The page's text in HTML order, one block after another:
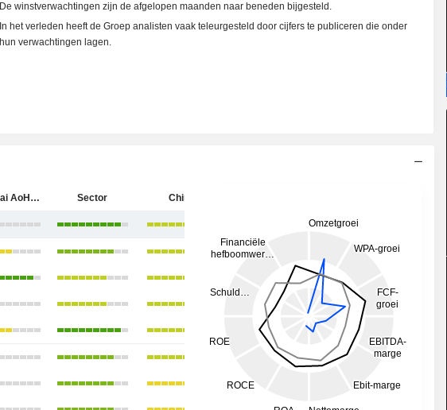
De winstverwachtingen zijn de afgelopen maanden naar beneden bijgesteld.
In het verleden heeft de Groep analisten vaak teleurgesteld door cijfers te publiceren die onder
hun verwachtingen lagen.
Shanghai AoHua Photoelectricity Endoscope Co., Ltd. Sector China